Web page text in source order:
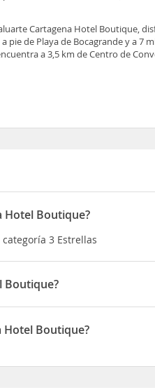
Cartagena Hotel Boutique,
pie de Playa de Bocagrande y a 7
a 3,5 km de Centro de
Hotel Boutique?
3 Estrellas
Boutique?
Boutique, disfrutarás de una
Playa Castillo Grande
de Convenciones
Hotel Boutique?